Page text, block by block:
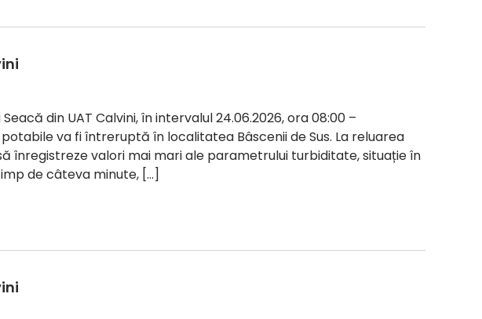
din UAT Calvini, în intervalul 24.06.2026, ora 08:00 –
va fi întreruptă în localitatea Bâscenii de Sus. La reluarea
înregistreze valori mai mari ale parametrului turbiditate, situație în
de câteva minute, […]